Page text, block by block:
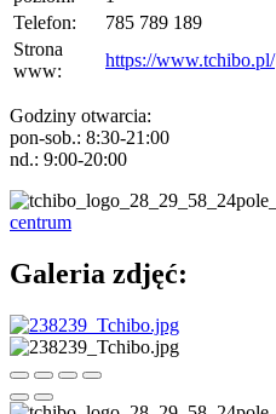
Telefon:
785 789 189
Strona
www:
https://www.tchibo.pl/
Godziny otwarcia:
pon-sob.: 8:30-21:00
nd.: 9:00-20:00
centrum
Galeria zdjęć: